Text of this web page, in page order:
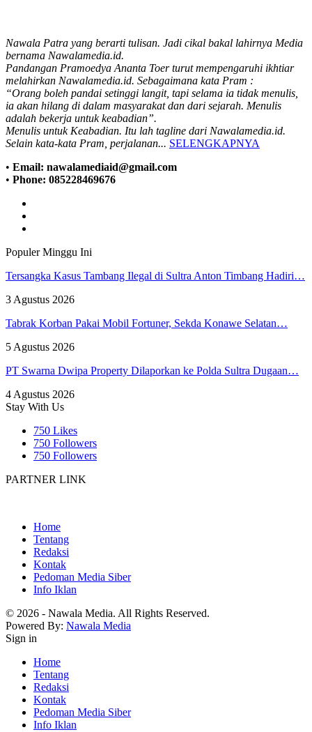
Nawala Patra yang berarti tulisan. Jadi cikal bakal lahirnya Media
bernama Nawalamedia.id.
Pandangan Pramoedya Ananta Toer turut mempengaruhi ikhtiar
melahirkan Nawalamedia.id. Sebagaimana kata Pram :
“Orang boleh pandai setinggi langit, tapi selama ia tidak menulis,
ia akan hilang di dalam masyarakat dan dari sejarah. Menulis
adalah bekerja untuk keabadian”.
Menulis untuk Keabadian. Itu lah tagline dari Nawalamedia.id.
Selain kata-kata Pram, perjalanan... SELENGKAPNYA
• Email: nawalamediaid@gmail.com
• Phone: 085228469676
Populer Minggu Ini
Tersangka Kasus Tambang Ilegal di Sultra Anton Timbang Hadiri…
3 Agustus 2026
Tabrak Korban Pakai Mobil Fortuner, Sekda Konawe Selatan…
5 Agustus 2026
PT Swarna Dwipa Property Dilaporkan ke Polda Sultra Dugaan…
4 Agustus 2026
Stay With Us
750 Likes
750 Followers
750 Followers
PARTNER LINK
Home
Tentang
Redaksi
Kontak
Pedoman Media Siber
Info Iklan
© 2026 - Nawala Media. All Rights Reserved.
Powered By: Nawala Media
Sign in
Home
Tentang
Redaksi
Kontak
Pedoman Media Siber
Info Iklan